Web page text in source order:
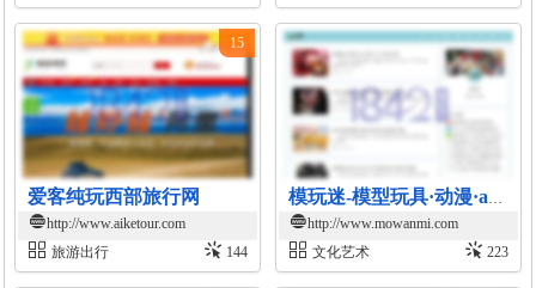
爱客纯玩西部旅行网
http://www.aiketour.com
旅游出行
144
15
模玩迷-模型玩具·动漫·acg资讯平台
http://www.mowanmi.com
文化艺术
223